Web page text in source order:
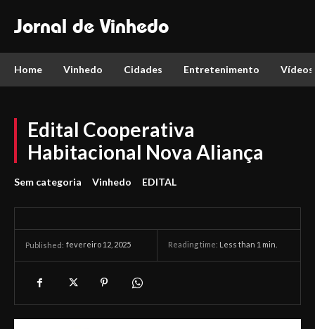
Jornal de Vinhedo
Home Vinhedo Cidades Entretenimento Vídeos
Edital Cooperativa
Habitacional Nova Aliança
Sem categoria Vinhedo EDITAL
Published: fevereiro 12, 2025 Reading time: Less than 1 min.